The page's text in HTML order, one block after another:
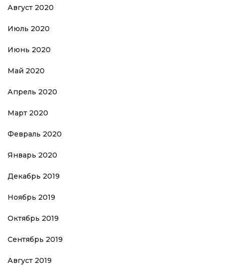
Август 2020
Июль 2020
Июнь 2020
Май 2020
Апрель 2020
Март 2020
Февраль 2020
Январь 2020
Декабрь 2019
Ноябрь 2019
Октябрь 2019
Сентябрь 2019
Август 2019